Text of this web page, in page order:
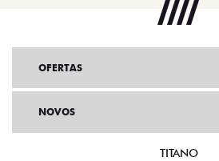
OFERTAS
NOVOS
TITANO